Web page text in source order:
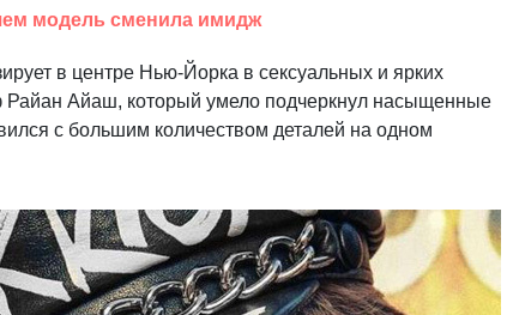
модель сменила имидж
в центре Нью-Йорка в сексуальных и ярких
Айаш, который умело подчеркнул насыщенные
с большим количеством деталей на одном